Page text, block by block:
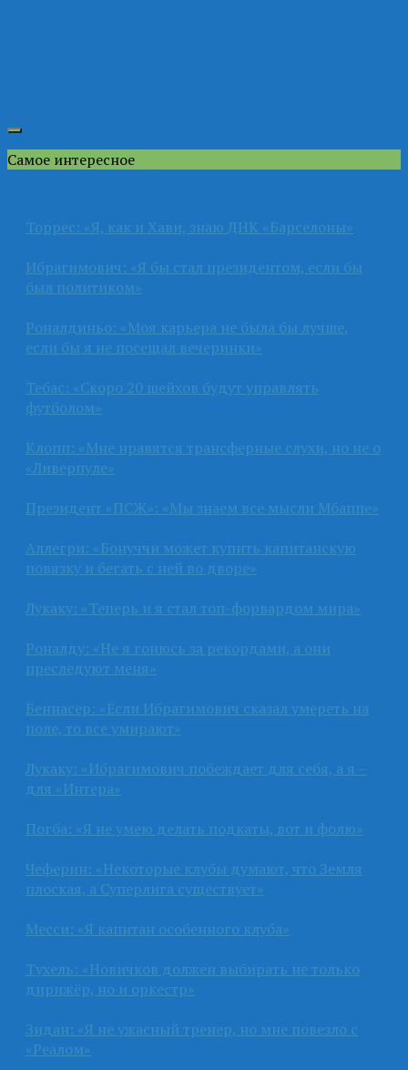
Самое интересное
Торрес: «Я, как и Хави, знаю ДНК «Барселоны»
Ибрагимович: «Я бы стал президентом, если бы
был политиком»
Роналдиньо: «Моя карьера не была бы лучше,
если бы я не посещал вечеринки»
Тебас: «Скоро 20 шейхов будут управлять
футболом»
Клопп: «Мне нравятся трансферные слухи, но не о
«Ливерпуле»
Президент «ПСЖ»: «Мы знаем все мысли Мбаппе»
Аллегри: «Бонуччи может купить капитанскую
повязку и бегать с ней во дворе»
Лукаку: «Теперь и я стал топ-форвардом мира»
Роналду: «Не я гонюсь за рекордами, а они
преследуют меня»
Беннасер: «Если Ибрагимович сказал умереть на
поле, то все умирают»
Лукаку: «Ибрагимович побеждает для себя, а я –
для «Интера»
Погба: «Я не умею делать подкаты, вот и фолю»
Чеферин: «Некоторые клубы думают, что Земля
плоская, а Суперлига существует»
Месси: «Я капитан особенного клуба»
Тухель: «Новичков должен выбирать не только
дирижёр, но и оркестр»
Зидан: «Я не ужасный тренер, но мне повезло с
«Реалом»